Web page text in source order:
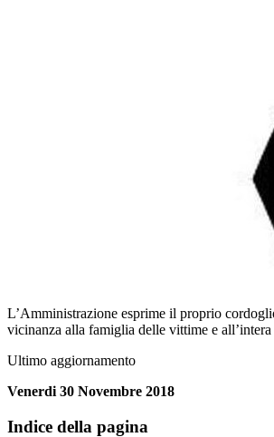
L’Amministrazione esprime il proprio
vicinanza alla famiglia delle vittime e
Ultimo aggiornamento
Venerdi 30 Novembre 2018
Indice della pagina